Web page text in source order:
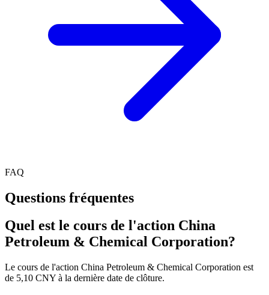
FAQ
Questions fréquentes
Quel est le cours de l'action China
Petroleum & Chemical Corporation?
Le cours de l'action China Petroleum & Chemical Corporation est
de 5,10 CNY à la dernière date de clôture.